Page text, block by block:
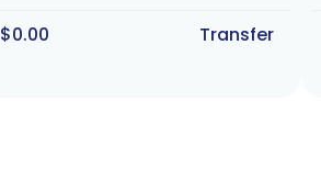
$0.00
Transfer